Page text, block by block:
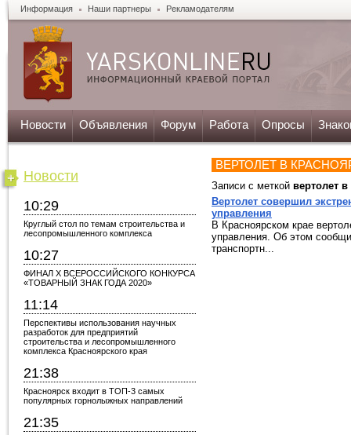
Информация Наши партнеры Рекламодателям
Новости Объявления Форум Работа Опросы
Новости
10:29
Круглый стол по темам строительства и
лесопромышленного комплекса
10:27
ФИНАЛ X ВСЕРОССИЙСКОГО КОНКУРСА
«ТОВАРНЫЙ ЗНАК ГОДА 2020»
11:14
Перспективы использования научных
разработок для предприятий
строительства и лесопромышленного
комплекса Красноярского края
21:38
Красноярск входит в ТОП-3 самых
популярных горнолыжных направлений
21:35
ВЕРТОЛЕТ В
Записи с меткой вертолет
Вертолет совершил
управления
В Красноярском крае
управления. Об этом
транспортн...